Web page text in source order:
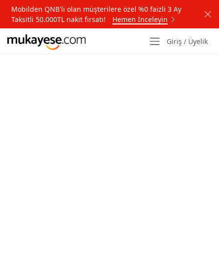
Mobilden QNB'li olan müşterilere özel %0 faizli 3 Ay
Taksitli 50.000TL nakit fırsatı!
Hemen İnceleyin
Giriş / Üyelik